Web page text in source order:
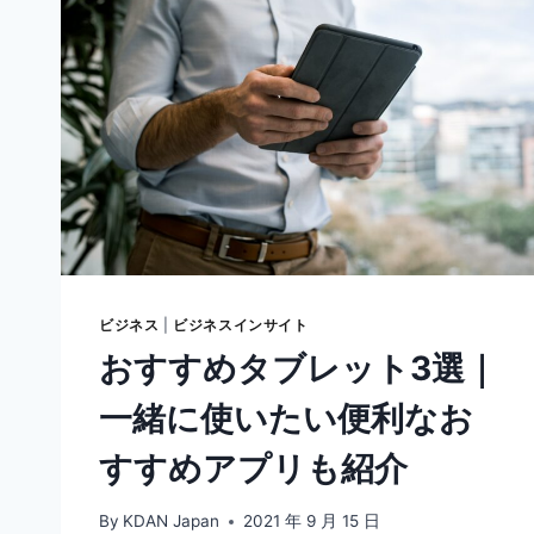
ビジネス ビジネスインサイト
おすすめタブレット3選｜
一緒に使いたい便利なお
すすめアプリも紹介
By KDAN Japan 2021 年 9 月 15 日